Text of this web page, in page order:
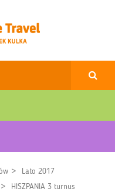
Lato 2017
HISZPANIA 3 turnus